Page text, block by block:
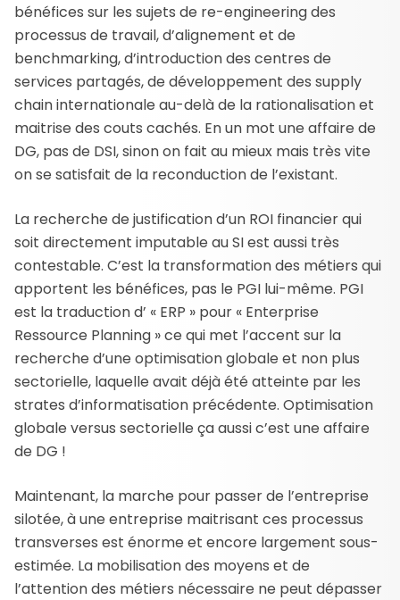
bénéfices sur les sujets de re-engineering des
processus de travail, d’alignement et de
benchmarking, d’introduction des centres de
services partagés, de développement des supply
chain internationale au-delà de la rationalisation et
maitrise des couts cachés. En un mot une affaire de
DG, pas de DSI, sinon on fait au mieux mais très vite
on se satisfait de la reconduction de l’existant.
La recherche de justification d’un ROI financier qui
soit directement imputable au SI est aussi très
contestable. C’est la transformation des métiers qui
apportent les bénéfices, pas le PGI lui-même. PGI
est la traduction d’ « ERP » pour « Enterprise
Ressource Planning » ce qui met l’accent sur la
recherche d’une optimisation globale et non plus
sectorielle, laquelle avait déjà été atteinte par les
strates d’informatisation précédente. Optimisation
globale versus sectorielle ça aussi c’est une affaire
de DG !
Maintenant, la marche pour passer de l’entreprise
silotée, à une entreprise maitrisant ces processus
transverses est énorme et encore largement sous-
estimée. La mobilisation des moyens et de
l’attention des métiers nécessaire ne peut dépasser